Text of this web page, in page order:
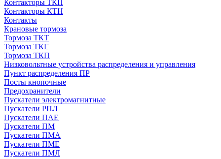
Контакторы ТКП
Контакторы КТН
Контакты
Крановые тормоза
Тормоза ТКТ
Тормоза ТКГ
Тормоза ТКП
Низковольтные устройства распределения и управления
Пункт распределения ПР
Посты кнопочные
Предохранители
Пускатели электромагнитные
Пускатели РПЛ
Пускатели ПАЕ
Пускатели ПМ
Пускатели ПМА
Пускатели ПМЕ
Пускатели ПМЛ